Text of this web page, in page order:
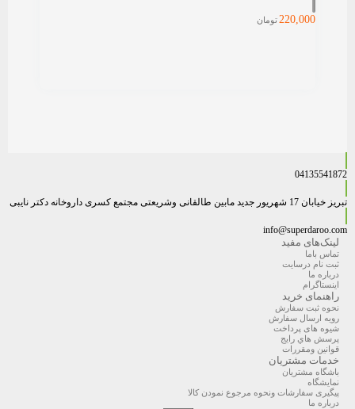
220,000تومان
04135541872
تبریز خیابان 17 شهریور جدید مابین طالقانی وشریعتی مجتمع کسری داروخانه دکتر نایبی
info@superdaroo.com
لینک‌های مفید
تماس باما
ثبت نام درسایت
درباره ما
اینستاگرام
راهنمای خرید
نحوه ثبت سفارش
رویه ارسال سفارش
شیوه های پرداخت
پرسش هاي رايج
قوانین ومقررات
خدمات مشتریان
باشگاه مشتریان
نمایشگاه
پیگیری سفارشات ونحوه مرجوع نمودن کالا
درباره ما